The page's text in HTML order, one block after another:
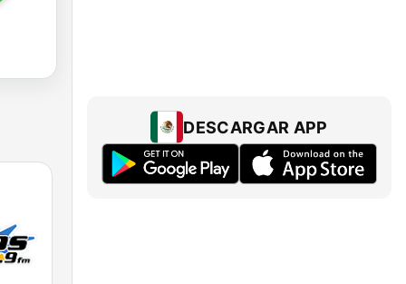
DESCARGAR APP